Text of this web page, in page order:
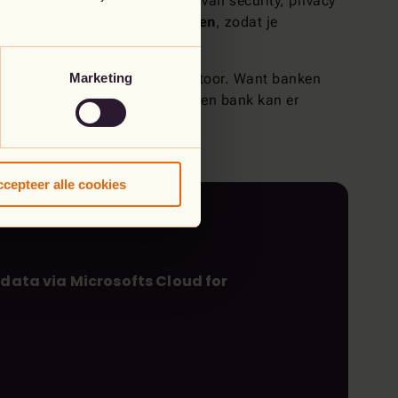
Marketing
alle cookies
in meerdere lagen, zodat je
een bank dan bij jou op kantoor. Want banken
is?Uiteraard niet. Ook in een bank kan er
data via Microsofts Cloud for